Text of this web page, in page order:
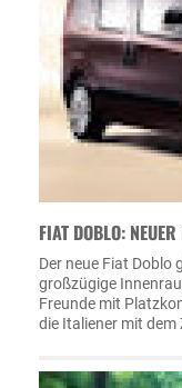
FIAT DOBLO:
Der neue Fiat Doblo
großzügige
Freunde mit
die Italiener mit dem